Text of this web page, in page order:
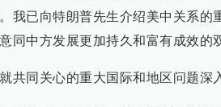
我已向特朗普先生介绍美中关系的
同中方发展更加持久和富有成效的
共同关心的重大国际和地区问题深